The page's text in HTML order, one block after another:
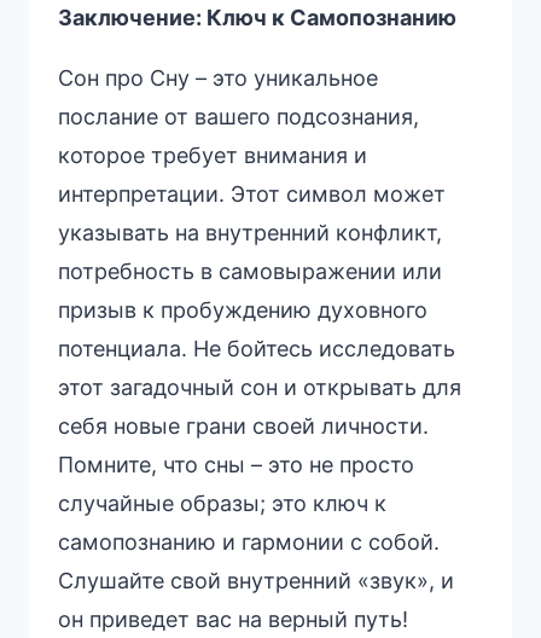
Заключение: Ключ к Самопознанию
Сон про Сну – это уникальное
послание от вашего подсознания,
которое требует внимания и
интерпретации. Этот символ может
указывать на внутренний конфликт,
потребность в самовыражении или
призыв к пробуждению духовного
потенциала. Не бойтесь исследовать
этот загадочный сон и открывать для
себя новые грани своей личности.
Помните, что сны – это не просто
случайные образы; это ключ к
самопознанию и гармонии с собой.
Слушайте свой внутренний «звук», и
он приведет вас на верный путь!